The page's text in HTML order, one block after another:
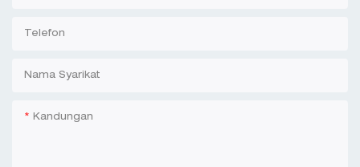
Telefon
Nama Syarikat
Kandungan